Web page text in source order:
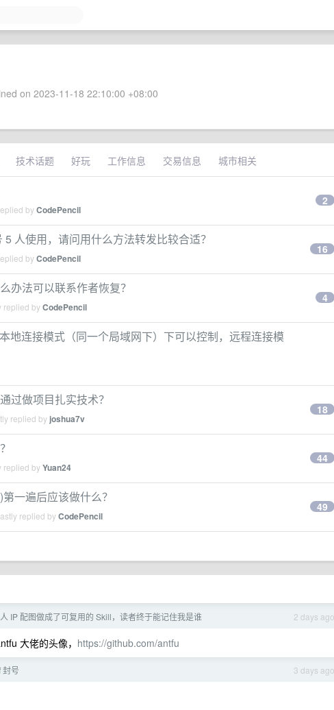
on 2023-11-18 22:10:00 +08:00
技术话题 好玩 工作信息 交易信息 城市相关
byCodePencil
2
人使用，请问用什么方法转发比较合适？
byCodePencil
16
办法可以联系作者恢复？
replied byCodePencil
4
地连接模式（同一个局域网下）下可以控制，远程连接模
过做项目扎实技术？
replied by joshua7v
18
replied byYuan24
44
一遍后应该做什么？
replied byCodePencil
49
2 days ago
IP 配图做成了可复用的 Skill，读者终于能记住我是谁
大佬的头像， https://github.com/antfu
3 days ago
封号